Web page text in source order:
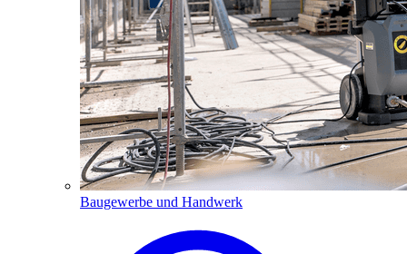
Baugewerbe und Handwerk